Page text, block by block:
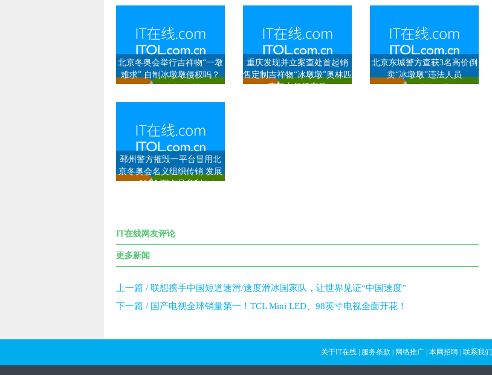
北京冬奥会举行吉祥物“一墩
难求” 自制冰墩墩侵权吗？
重庆发现并立案查处首起销
售定制吉祥物“冰墩墩”奥林匹
克标志侵权案件
北京东城警方查获3名高价倒
卖“冰墩墩”违法人员
邳州警方摧毁一平台冒用北
京冬奥会名义组织传销 发展
200余万会员牟利
IT在线网友评论
更多新闻
上一篇 / 联想携手中国短道速滑/速度滑冰国家队，让世界见证“中国速度”
下一篇 / 国产电视全球销量第一！TCL Mini LED、98英寸电视全面开花！
关于IT在线| 服务条款 网络推广| 本网招聘| 联系我们